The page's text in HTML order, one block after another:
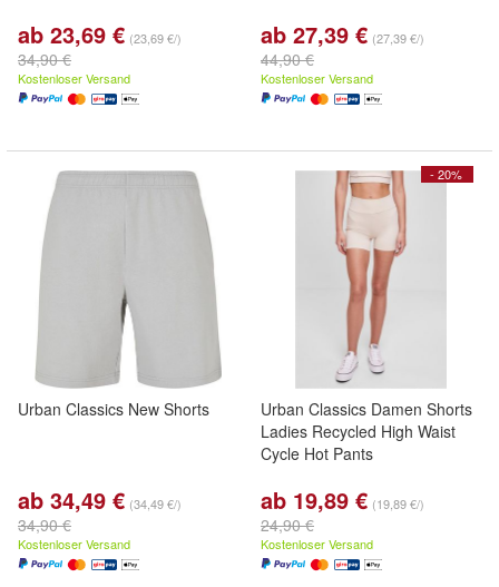
ab 23,69 € (23,69 €/)
34,90 €
Kostenloser Versand
ab 27,39 € (27,39 €/)
44,90 €
Kostenloser Versand
Urban Classics New Shorts
ab 34,49 € (34,49 €/)
34,90 €
Kostenloser Versand
- 20%
Urban Classics Damen Shorts
Ladies Recycled High Waist
Cycle Hot Pants
ab 19,89 € (19,89 €/)
24,90 €
Kostenloser Versand